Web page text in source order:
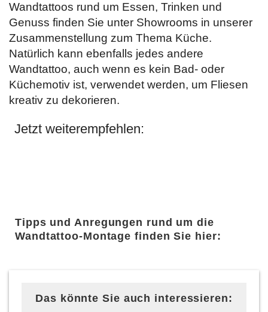
Wandtattoos rund um Essen, Trinken und
Genuss finden Sie unter Showrooms in unserer
Zusammenstellung zum Thema Küche.
Natürlich kann ebenfalls jedes andere
Wandtattoo, auch wenn es kein Bad- oder
Küchemotiv ist, verwendet werden, um Fliesen
kreativ zu dekorieren.
Jetzt weiterempfehlen:
Tipps und Anregungen rund um die
Wandtattoo-Montage finden Sie hier:
Das könnte Sie auch interessieren: